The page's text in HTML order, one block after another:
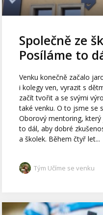
Společně ze
Posíláme to
Venku konečně začalo
i kolegy ven, vyrazit s
začít tvořit a se svými
také venku. O to jsme se
Oborový mentoring,
to dál, aby dobré
a školek. Během čtyř let...
Tým Učíme se venku